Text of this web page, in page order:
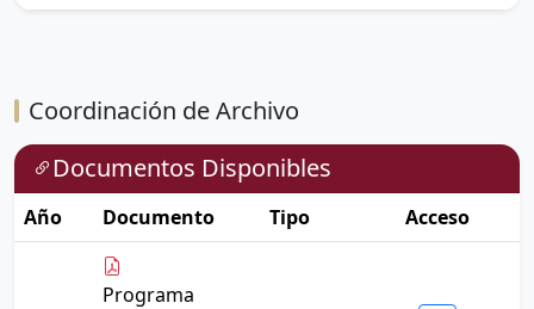
Coordinación de Archivo
Documentos Disponibles
Año Documento Tipo Acceso
Programa